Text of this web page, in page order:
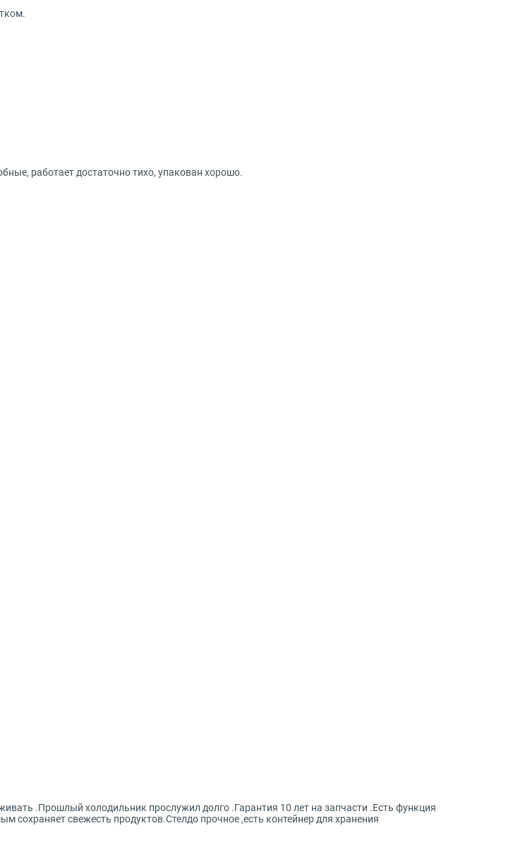
работает достаточно тихо, упакован хорошо.
.Прошлый холодильник прослужил долго .Гарантия 10 лет на запчасти .Есть функция
сохраняет свежесть продуктов.Стелдо прочное ,есть контейнер для хранения